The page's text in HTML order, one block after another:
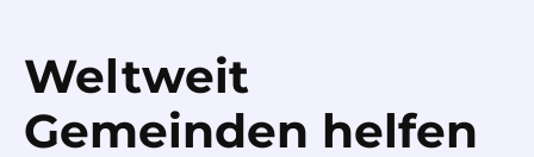
Weltweit
Gemeinden helfen